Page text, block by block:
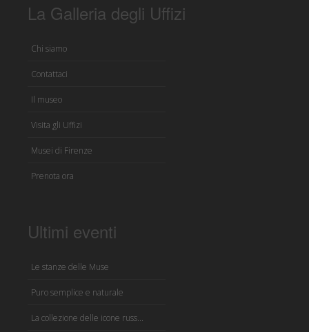
La Galleria degli Uffizi
Chi siamo
Contattaci
Il museo
Visita gli Uffizi
Musei di Firenze
Prenota ora
Ultimi eventi
Le stanze delle Muse
Puro semplice e naturale
La collezione delle icone russ...